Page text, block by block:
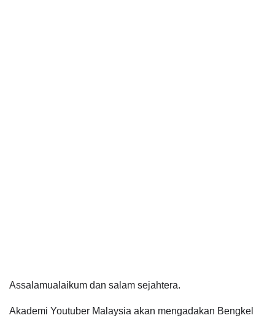
Assalamualaikum dan salam sejahtera.
Akademi Youtuber Malaysia akan mengadakan Bengkel